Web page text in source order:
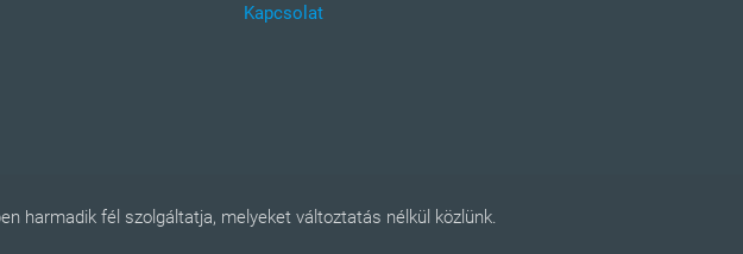
Kapcsolat
harmadik fél szolgáltatja, melyeket változtatás nélkül közlünk.